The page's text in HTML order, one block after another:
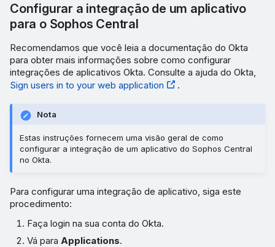
Configurar a integração de um aplicativo
para o Sophos Central
Recomendamos que você leia a documentação do Okta
para obter mais informações sobre como configurar
integrações de aplicativos Okta. Consulte a ajuda do Okta,
Sign users in to your web application
.
Nota
Estas instruções fornecem uma visão geral de como
configurar a integração de um aplicativo do Sophos Central
no Okta.
Para configurar uma integração de aplicativo, siga este
procedimento:
Faça login na sua conta do Okta.
Vá para Applications.